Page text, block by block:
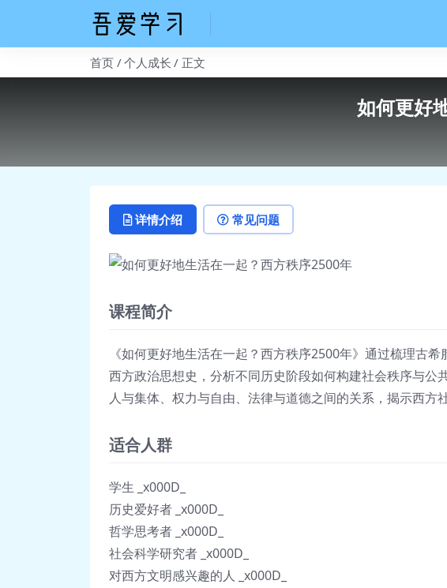
首页 个人成长 正文
如何更好
详情介绍 常见问题
课程简介
《如何更好地生活在一起？西方秩序2500年》通过梳理古
西方政治思想史，分析不同历史阶段如何构建社会秩序与公
人与集体、权力与自由、法律与道德之间的关系，揭示西方
适合人群
学生 _x000D_
历史爱好者 _x000D_
哲学思考者 _x000D_
社会科学研究者 _x000D_
对西方文明感兴趣的人 _x000D_